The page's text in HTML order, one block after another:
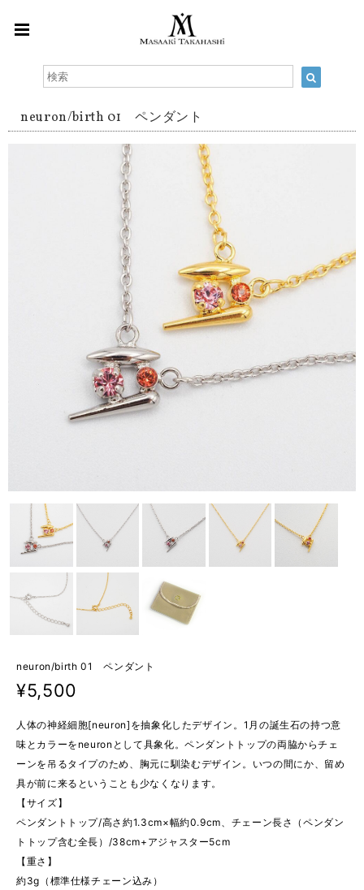
neuron/birth 01 ペンダント
neuron/birth 01 ペンダント
¥5,500
人体の神経細胞[neuron]を抽象化したデザイン。1月の誕生石の持つ意
味とカラーをneuronとして具象化。ペンダントトップの両脇からチェ
ーンを吊るタイプのため、胸元に馴染むデザイン。いつの間にか、留め
具が前に来るということも少なくなります。
【サイズ】
ペンダントトップ/高さ約1.3cm×幅約0.9cm、チェーン長さ（ペンダン
トトップ含む全長）/38cm+アジャスター5cm
【重さ】
約3g（標準仕様チェーン込み）